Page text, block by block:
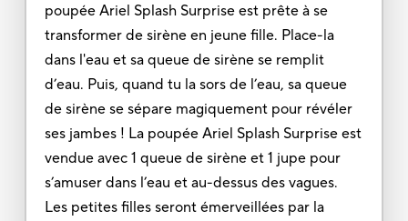
poupée Ariel Splash Surprise est prête à se
transformer de sirène en jeune fille. Place-la
dans l'eau et sa queue de sirène se remplit
d’eau. Puis, quand tu la sors de l’eau, sa queue
de sirène se sépare magiquement pour révéler
ses jambes ! La poupée Ariel Splash Surprise est
vendue avec 1 queue de sirène et 1 jupe pour
s’amuser dans l’eau et au-dessus des vagues.
Les petites filles seront émerveillées par la